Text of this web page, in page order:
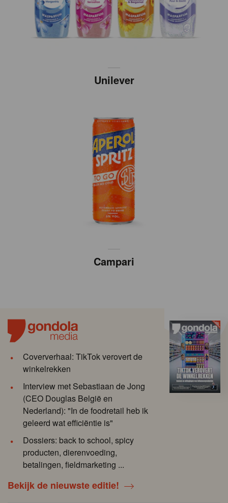
Unilever
Campari
Coververhaal: TikTok verovert de
winkelrekken
Interview met Sebastiaan de Jong
(CEO Douglas België en
Nederland): "In de foodretail heb ik
geleerd wat efficiëntie is"
Dossiers: back to school, spicy
producten, dierenvoeding,
betalingen, fieldmarketing ...
Bekijk de nieuwste editie!